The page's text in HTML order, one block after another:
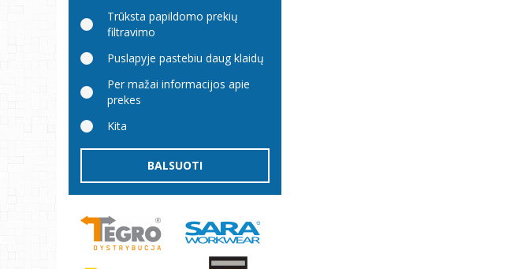
Trūksta papildomo prekių
filtravimo
Puslapyje pastebiu daug klaidų
Per mažai informacijos apie
prekes
Kita
BALSUOTI